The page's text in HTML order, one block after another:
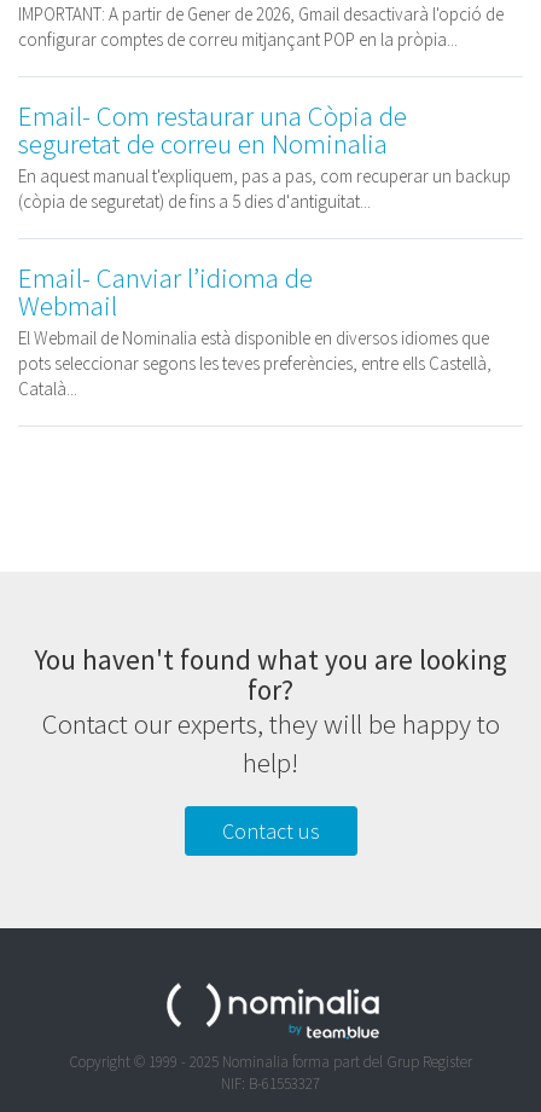
IMPORTANT: A partir de Gener de 2026, Gmail desactivarà l'opció de
configurar comptes de correu mitjançant POP en la pròpia...
Email- Com restaurar una Còpia de
seguretat de correu en Nominalia
En aquest manual t'expliquem, pas a pas, com recuperar un backup
(còpia de seguretat) de fins a 5 dies d'antiguitat...
Email- Canviar l’idioma de
Webmail
El Webmail de Nominalia està disponible en diversos idiomes que
pots seleccionar segons les teves preferències, entre ells Castellà,
Català...
You haven't found what you are looking
for?
Contact our experts, they will be happy to
help!
Contact us
Copyright © 1999 - 2025 Nominalia forma part del Grup Register
NIF: B-61553327